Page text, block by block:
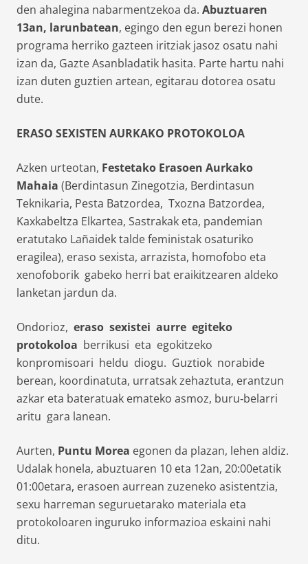
den ahalegina nabarmentzekoa da. Abuztuaren
13an, larunbatean, egingo den egun berezi honen
programa herriko gazteen iritziak jasoz osatu nahi
izan da, Gazte Asanbladatik hasita. Parte hartu nahi
izan duten guztien artean, egitarau dotorea osatu
dute.
ERASO SEXISTEN AURKAKO PROTOKOLOA
Azken urteotan, Festetako Erasoen Aurkako
Mahaia (Berdintasun Zinegotzia, Berdintasun
Teknikaria, Pesta Batzordea, Txozna Batzordea,
Kaxkabeltza Elkartea, Sastrakak eta, pandemian
eratutako Lañaidek talde feministak osaturiko
eragilea), eraso sexista, arrazista, homofobo eta
xenofoborik gabeko herri bat eraikitzearen aldeko
lanketan jardun da.
Ondorioz, eraso sexistei aurre egiteko
protokoloa berrikusi eta egokitzeko
konpromisoari heldu diogu. Guztiok norabide
berean, koordinatuta, urratsak zehaztuta, erantzun
azkar eta bateratuak emateko asmoz, buru‐belarri
aritu gara lanean.
Aurten, Puntu Morea egonen da plazan, lehen aldiz.
Udalak honela, abuztuaren 10 eta 12an, 20:00etatik
01:00etara, erasoen aurrean zuzeneko asistentzia,
sexu harreman seguruetarako materiala eta
protokoloaren inguruko informazioa eskaini nahi
ditu.